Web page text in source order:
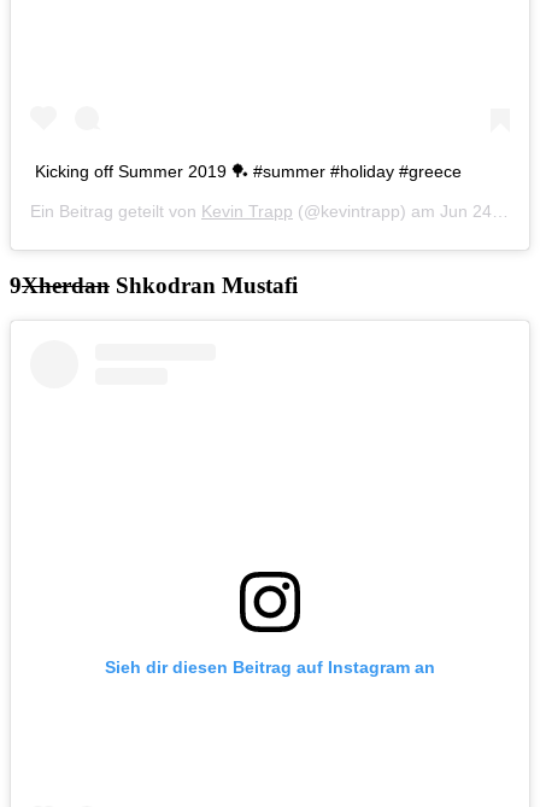
Kicking off Summer 2019 🏓 #summer #holiday #greece
Ein Beitrag geteilt von Kevin Trapp (@kevintrapp) am Jun 24, 2019 um 6:35 PDT
Xherdan Shkodran Mustafi
Sieh dir diesen Beitrag auf Instagram an